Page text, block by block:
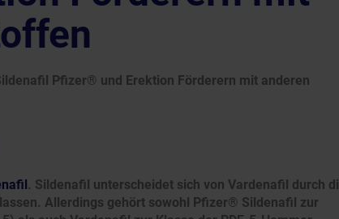
Pfizer® und Erektion Förderern mit anderen
. Sildenafil unterscheidet sich von Vardenafil durch
Allerdings gehört sowohl Pfizer® Sildenafil zur